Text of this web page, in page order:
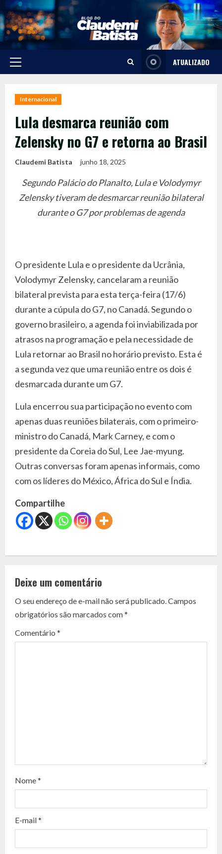
Skip
to
content
Primary
ATUALIZADO
Internacional
Lula desmarca reunião com
Zelensky no G7 e retorna ao Brasil
Claudemi Batista junho 18, 2025
Segundo Palácio do Planalto, Lula e Volodymyr
Zelensky tiveram de desmarcar reunião bilateral
durante o G7 por problemas de agenda
O presidente Lula e o presidente da Ucrânia,
Volodymyr Zelensky, cancelaram a reunião
bilateral prevista para esta terça-feira (17/6)
durante a cúpula do G7, no Canadá. Segundo o
governo brasileiro, a agenda foi inviabilizada por
atrasos na programação e pela necessidade de
Lula retornar ao Brasil no horário previsto. Esta é
a segunda vez que uma reunião entre os dois é
desmarcada durante um G7.
Lula encerrou sua participação no evento com
apenas duas reuniões bilaterais, com o primeiro-
ministro do Canadá, Mark Carney, e com o
presidente da Coreia do Sul, Lee Jae-myung.
Outras conversas foram apenas informais, como
com os líderes do México, África do Sul e Índia.
Compartilhe
C
n
t
i
a
d
n
g
Deixe um comentário
O seu endereço de e-mail não será publicado. Campos
obrigatórios são marcados com*
Comentário *
Nome*
E-mail*